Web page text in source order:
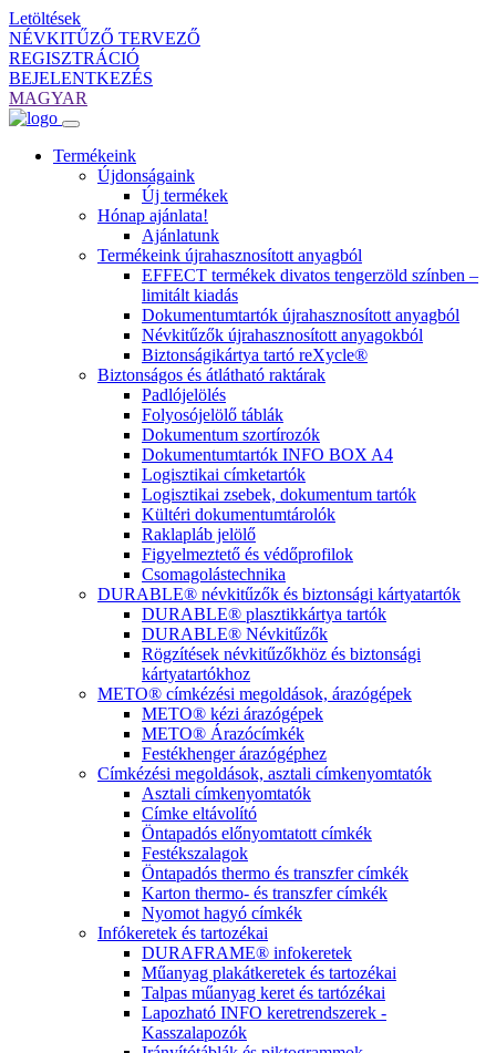
Letöltések
NÉVKITŰZŐ TERVEZŐ
REGISZTRÁCIÓ
BEJELENTKEZÉS
MAGYAR
Termékeink
Újdonságaink
Új termékek
Hónap ajánlata!
Ajánlatunk
Termékeink újrahasznosított anyagból
EFFECT termékek divatos tengerzöld színben –
limitált kiadás
Dokumentumtartók újrahasznosított anyagból
Névkitűzők újrahasznosított anyagokból
Biztonságikártya tartó reXycle®
Biztonságos és átlátható raktárak
Padlójelölés
Folyosójelölő táblák
Dokumentum szortírozók
Dokumentumtartók INFO BOX A4
Logisztikai címketartók
Logisztikai zsebek, dokumentum tartók
Kültéri dokumentumtárolók
Raklapláb jelölő
Figyelmeztető és védőprofilok
Csomagolástechnika
DURABLE® névkitűzők és biztonsági kártyatartók
DURABLE® plasztikkártya tartók
DURABLE® Névkitűzők
Rögzítések névkitűzőkhöz és biztonsági
kártyatartókhoz
METO® címkézési megoldások, árazógépek
METO® kézi árazógépek
METO® Árazócímkék
Festékhenger árazógéphez
Címkézési megoldások, asztali címkenyomtatók
Asztali címkenyomtatók
Címke eltávolító
Öntapadós előnyomtatott címkék
Festékszalagok
Öntapadós thermo és transzfer címkék
Karton thermo- és transzfer címkék
Nyomot hagyó címkék
Infókeretek és tartozékai
DURAFRAME® infokeretek
Műanyag plakátkeretek és tartozékai
Talpas műanyag keret és tartózékai
Lapozható INFO keretrendszerek -
Kasszalapozók